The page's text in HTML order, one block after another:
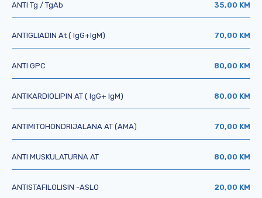
ANTI Tg / TgAb 35,00 KM
ANTIGLIADIN At ( IgG+IgM) 70,00 KM
ANTI GPC 80,00 KM
ANTIKARDIOLIPIN AT ( IgG+ IgM) 80,00 KM
ANTIMITOHONDRIJALANA AT (AMA) 70,00 KM
ANTI MUSKULATURNA AT 80,00 KM
ANTISTAFILOLISIN -ASLO 20,00 KM